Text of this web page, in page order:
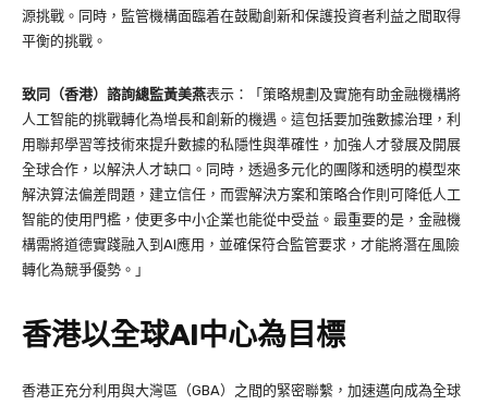
源挑戰。同時，監管機構面臨着在鼓勵創新和保護投資者利益之間取得
平衡的挑戰。
致同（香港）諮詢總監黃美燕表示：「策略規劃及實施有助金融機構將
人工智能的挑戰轉化為增長和創新的機遇。這包括要加強數據治理，利
用聯邦學習等技術來提升數據的私隱性與準確性，加強人才發展及開展
全球合作，以解決人才缺口。同時，透過多元化的團隊和透明的模型來
解決算法偏差問題，建立信任，而雲解決方案和策略合作則可降低人工
智能的使用門檻，使更多中小企業也能從中受益。最重要的是，金融機
構需將道德實踐融入到AI應用，並確保符合監管要求，才能將潛在風險
轉化為競爭優勢。」
香港以全球AI中心為目標
香港正充分利用與大灣區（GBA）之間的緊密聯繫，加速邁向成為全球